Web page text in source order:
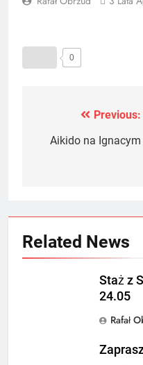
0
Nawigacja
wpisu
Previous:
Aikido na Ignacym
Related News
Staż z
24.05
Rafał